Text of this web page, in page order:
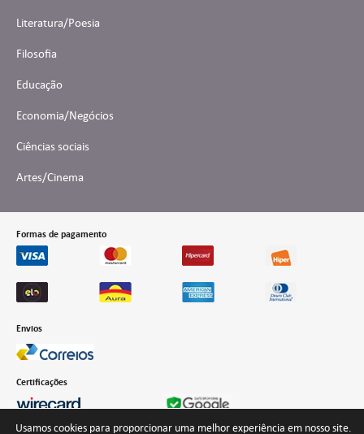
Literatura/Poesia
Filosofia
Educação
Economia/Negócios
Ciências sociais
Artes/Cinema
Formas de pagamento
Envios
Certificações
Usamos cookies para proporcionar uma melhor experiência em nosso site.